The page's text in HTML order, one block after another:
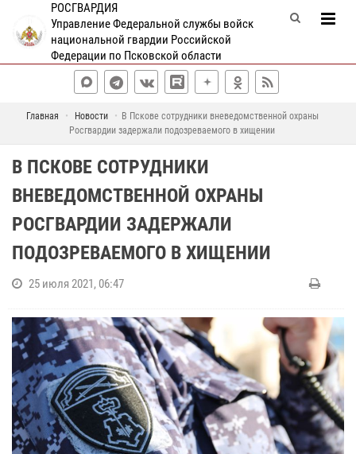
РОСГВАРДИЯ
Управление Федеральной службы войск
национальной гвардии Российской
Федерации по Псковской области
Главная Новости
В Пскове сотрудники вневедомственной охраны
Росгвардии задержали подозреваемого в хищении
В ПСКОВЕ СОТРУДНИКИ
ВНЕВЕДОМСТВЕННОЙ ОХРАНЫ
РОСГВАРДИИ ЗАДЕРЖАЛИ
ПОДОЗРЕВАЕМОГО В ХИЩЕНИИ
25 июля 2021, 06:47